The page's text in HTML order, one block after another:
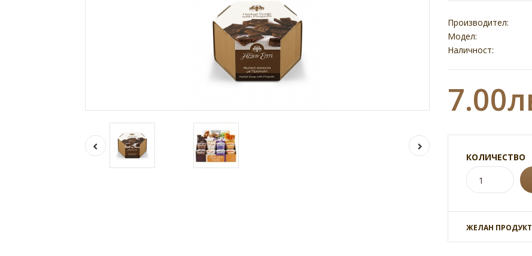
Производител:
Модел:
Наличност:
КОЛИЧЕСТВО
ЖЕЛАН ПРОДУКТ